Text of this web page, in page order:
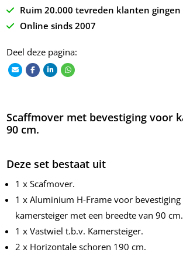
Ruim 20.000 tevreden klanten gingen
Online sinds 2007
Deel deze pagina:
Scaffmover met bevestiging voor
90 cm.
Deze set bestaat uit
1 x Scafmover.
1 x Aluminium H-Frame voor bevestiging
kamersteiger met een breedte van 90 cm.
1 x Vastwiel t.b.v. Kamersteiger.
2 x Horizontale schoren 190 cm.